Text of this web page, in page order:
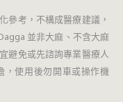
參考，不構成醫療建議，
並非大麻、不含大麻
避免或先諮詢專業醫療人
，使用後勿開車或操作機